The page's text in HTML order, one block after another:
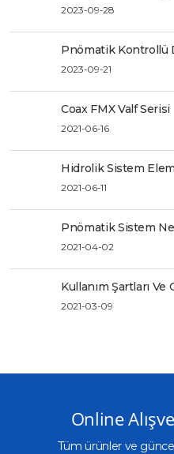
2023-09-28
Pnömatik Kontrollü
2023-09-21
Coax FMX Valf Serisi
2021-06-16
Hidrolik Sistem
2021-06-11
Pnömatik Sistem
2021-04-02
Kullanım Şartları Ve
2021-03-09
Online
Tüm ürünler ve